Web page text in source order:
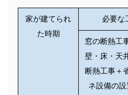
家が建てられ
た時期
必要な
窓の断熱工
壁・床・天
断熱工事＋
ネ設備の設